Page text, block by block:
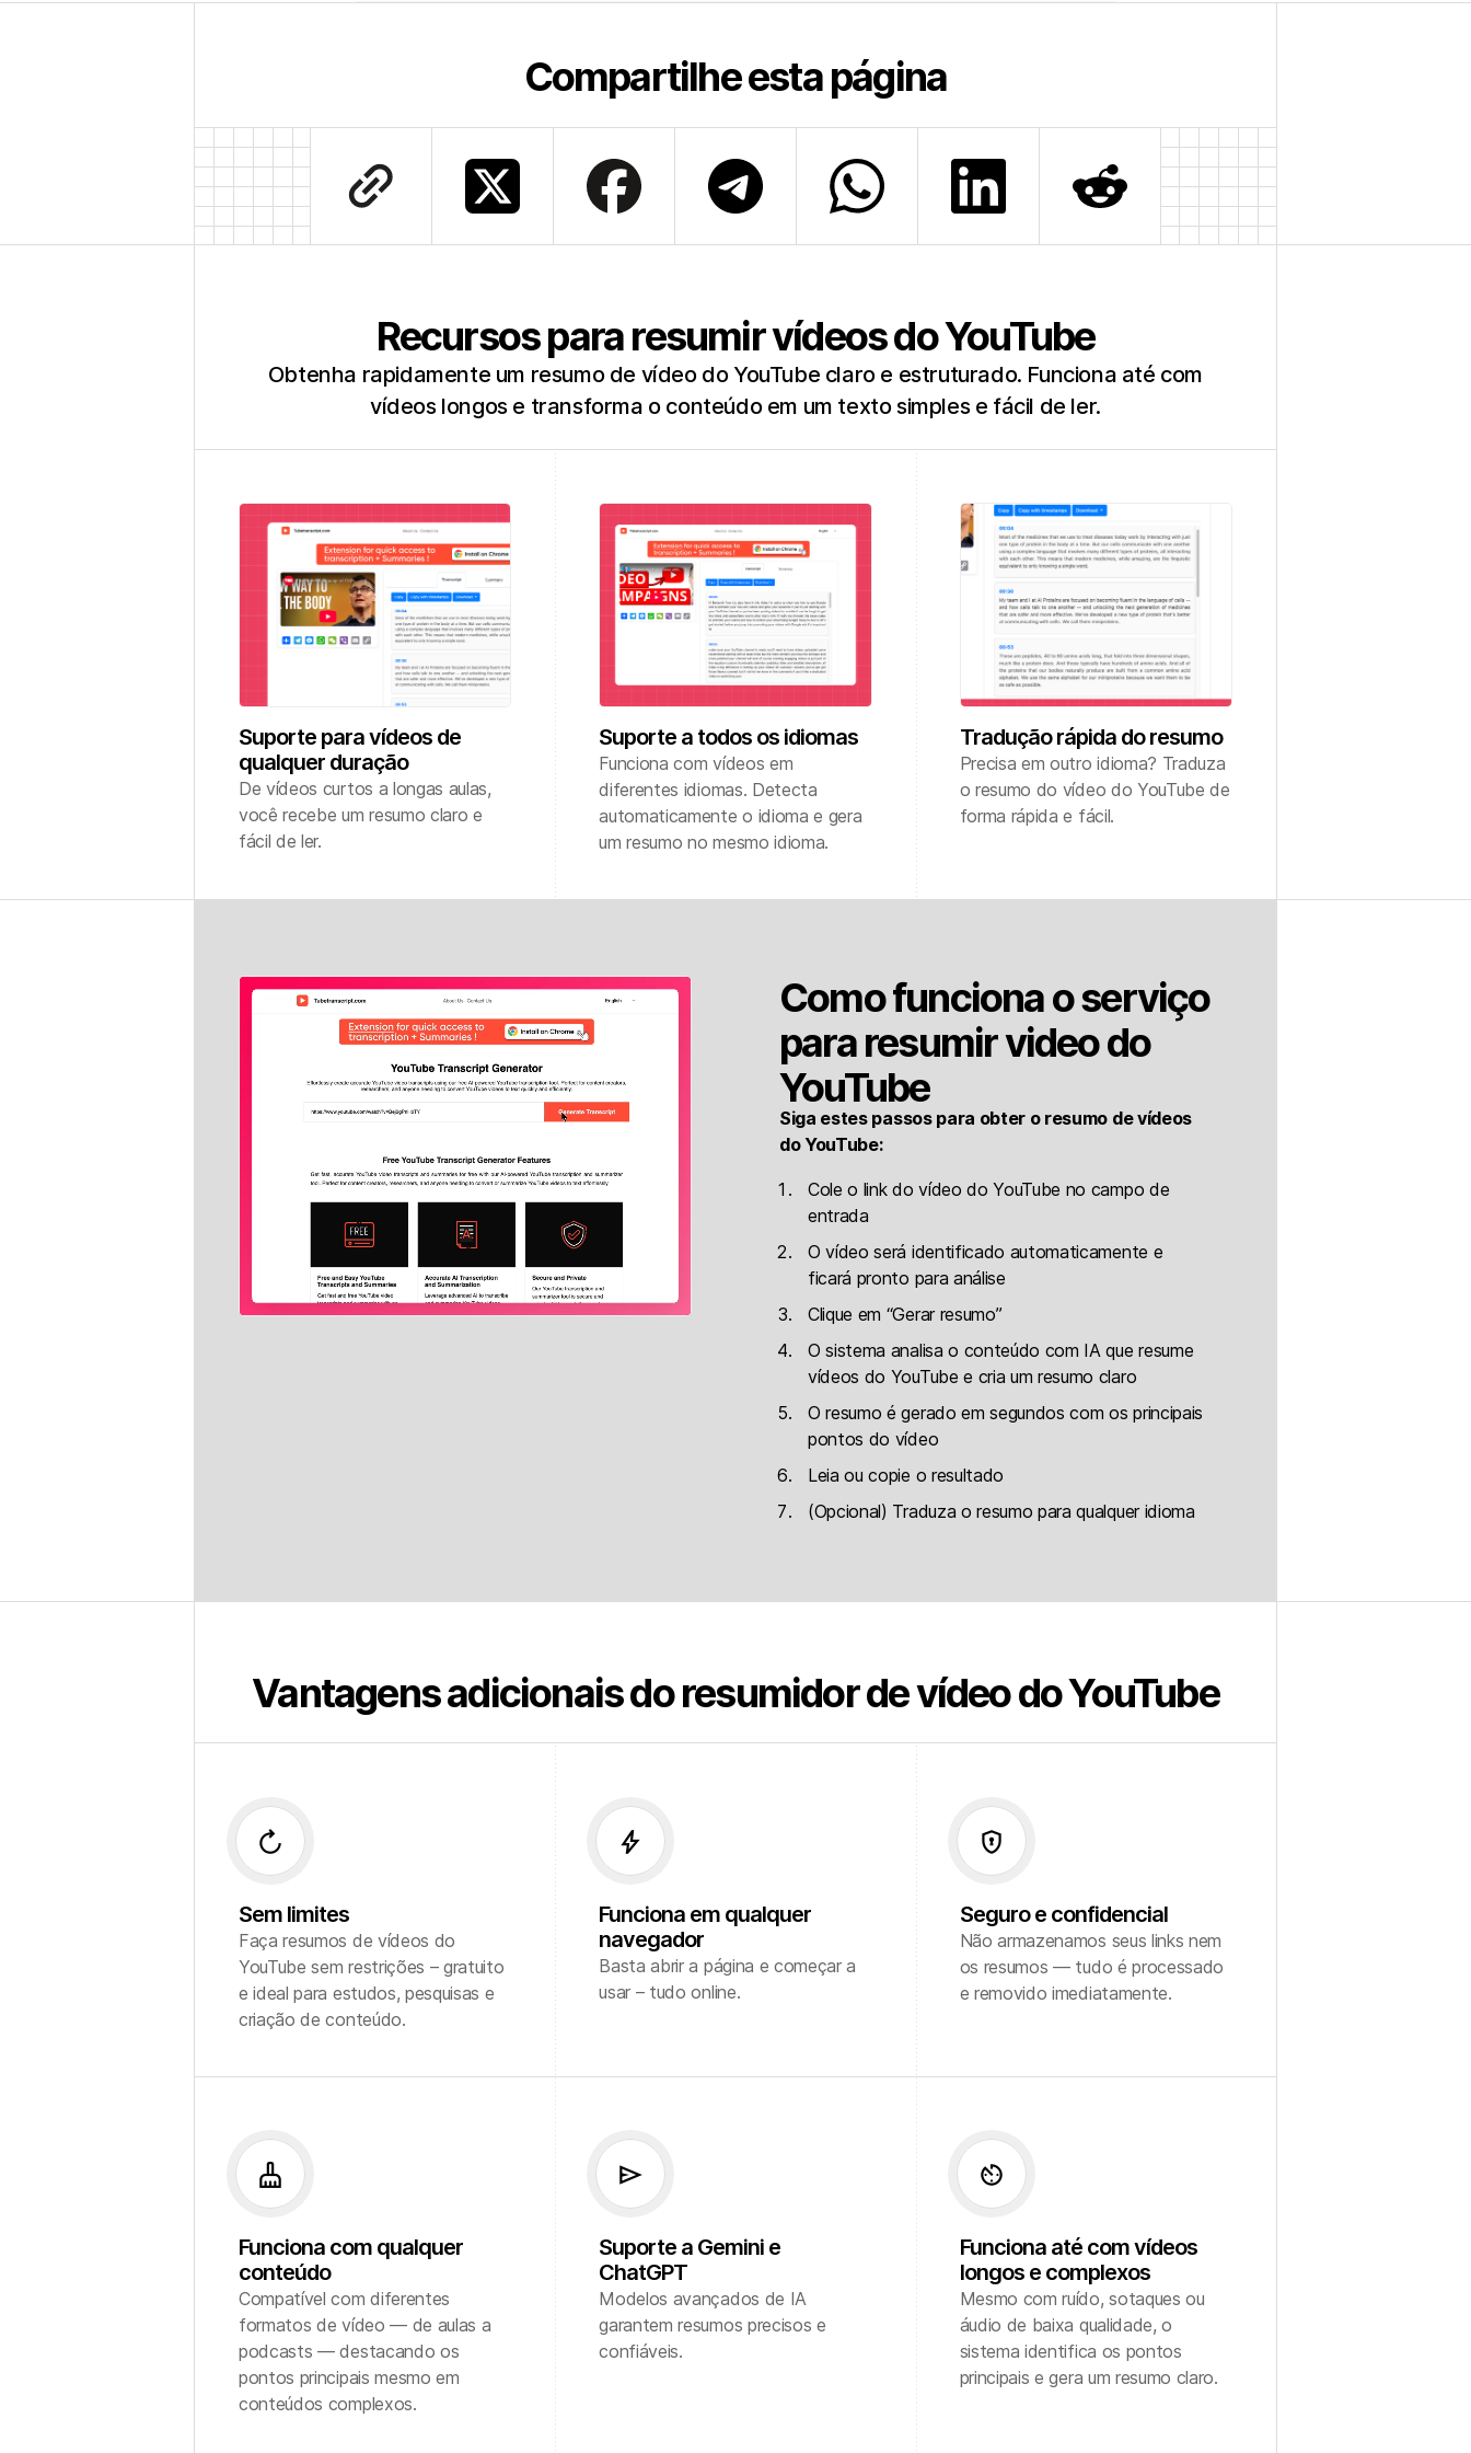
Compartilhe esta página
Recursos para resumir vídeos do YouTube
Obtenha rapidamente um resumo de vídeo do YouTube claro e estruturado. Funciona até com
vídeos longos e transforma o conteúdo em um texto simples e fácil de ler.
Suporte para vídeos de
qualquer duração
De vídeos curtos a longas aulas,
você recebe um resumo claro e
fácil de ler.
Suporte a todos os idiomas
Funciona com vídeos em
diferentes idiomas. Detecta
automaticamente o idioma e gera
um resumo no mesmo idioma.
Tradução rápida do resumo
Precisa em outro idioma? Traduza
o resumo do vídeo do YouTube de
forma rápida e fácil.
Como funciona o serviço
para resumir video do
YouTube
Siga estes passos para obter o resumo de vídeos
do YouTube:
Cole o link do vídeo do YouTube no campo de
entrada
O vídeo será identificado automaticamente e
ficará pronto para análise
Clique em “Gerar resumo”
O sistema analisa o conteúdo com IA que resume
vídeos do YouTube e cria um resumo claro
O resumo é gerado em segundos com os principais
pontos do vídeo
Leia ou copie o resultado
(Opcional) Traduza o resumo para qualquer idioma
Vantagens adicionais do resumidor de vídeo do YouTube
forward_media
Sem limites
Faça resumos de vídeos do
YouTube sem restrições – gratuito
e ideal para estudos, pesquisas e
criação de conteúdo.
bolt
Funciona em qualquer
navegador
Basta abrir a página e começar a
usar – tudo online.
encrypted
Seguro e confidencial
Não armazenamos seus links nem
os resumos — tudo é processado
e removido imediatamente.
cleaning_services
Funciona com qualquer
conteúdo
Compatível com diferentes
formatos de vídeo — de aulas a
podcasts — destacando os
pontos principais mesmo em
conteúdos complexos.
send
Suporte a Gemini e
ChatGPT
Modelos avançados de IA
garantem resumos precisos e
confiáveis.
av_timer
Funciona até com vídeos
longos e complexos
Mesmo com ruído, sotaques ou
áudio de baixa qualidade, o
sistema identifica os pontos
principais e gera um resumo claro.